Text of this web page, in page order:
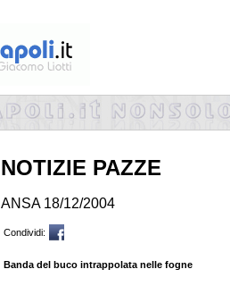
NOTIZIE PAZZE
ANSA 18/12/2004
Condividi:
Banda del buco intrappolata nelle fogne